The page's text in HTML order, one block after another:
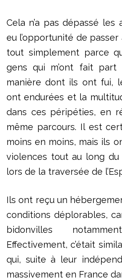
Cela n’a pas dépassé les
eu l’opportunité de passer
tout simplement parce
gens qui m’ont fait part
manière dont ils ont fui,
ont endurées et la
dans ces péripéties, en
même parcours. Il est
moins en moins, mais ils
violences tout au long du
lors de la traversée de
Ils ont reçu un
conditions déplorables,
bidonvilles
Effectivement, c’était
qui, suite à leur
massivement en France